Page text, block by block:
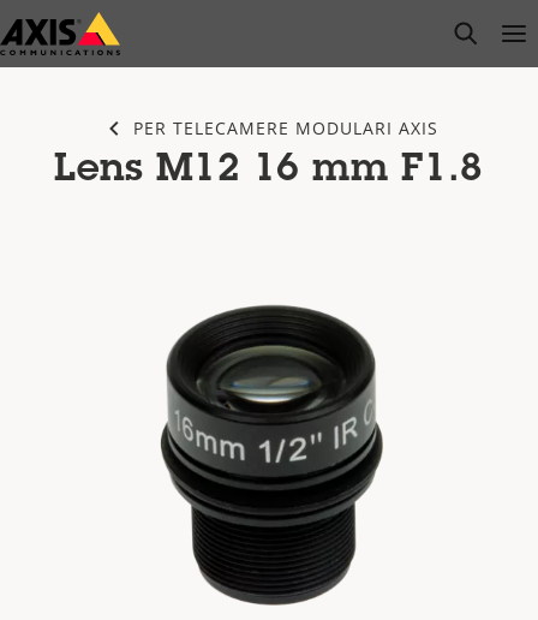
Salta
al
open
PER TELECAMERE MODULARI AXIS
Lens M12 16 mm F1.8